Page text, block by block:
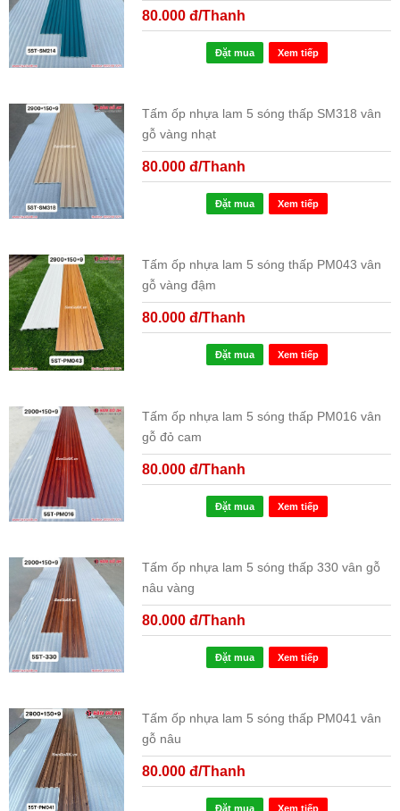
80.000 đ/Thanh
Đặt mua Xem tiếp
Tấm ốp nhựa lam 5 sóng thấp SM318 vân
gỗ vàng nhạt
80.000 đ/Thanh
Đặt mua Xem tiếp
Tấm ốp nhựa lam 5 sóng thấp PM043 vân
gỗ vàng đậm
80.000 đ/Thanh
Đặt mua Xem tiếp
Tấm ốp nhựa lam 5 sóng thấp PM016 vân
gỗ đỏ cam
80.000 đ/Thanh
Đặt mua Xem tiếp
Tấm ốp nhựa lam 5 sóng thấp 330 vân gỗ
nâu vàng
80.000 đ/Thanh
Đặt mua Xem tiếp
Tấm ốp nhựa lam 5 sóng thấp PM041 vân
gỗ nâu
80.000 đ/Thanh
Đặt mua Xem tiếp